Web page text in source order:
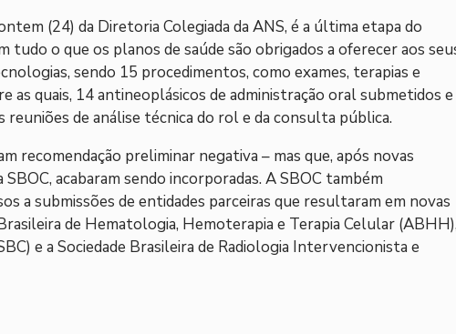
(24) da Diretoria Colegiada da ANS, é a última etapa do
tudo o que os planos de saúde são obrigados a oferecer aos
sendo 15 procedimentos, como exames, terapias e
as quais, 14 antineoplásicos de administração oral submetidos e
reuniões de análise técnica do rol e da consulta pública.
recomendação preliminar negativa – mas que, após novas
acabaram sendo incorporadas. A SBOC também
a submissões de entidades parceiras que resultaram em novas
de Hematologia, Hemoterapia e Terapia Celular
e a Sociedade Brasileira de Radiologia Intervencionista e